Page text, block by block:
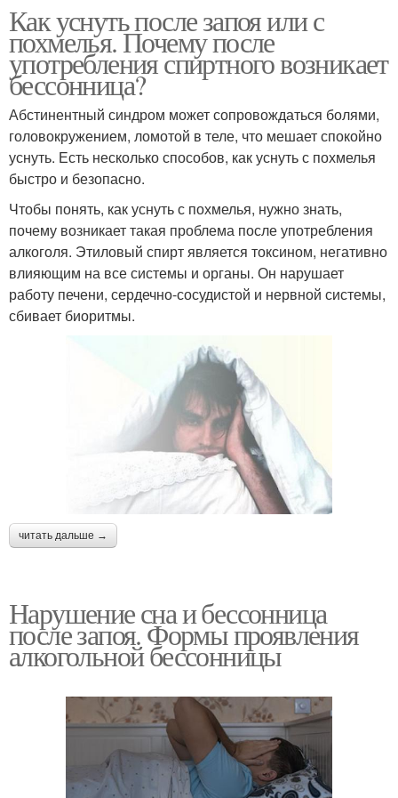
Как уснуть после запоя или с
похмелья. Почему после
употребления спиртного возникает
бессонница?
Абстинентный синдром может сопровождаться болями,
головокружением, ломотой в теле, что мешает спокойно
уснуть. Есть несколько способов, как уснуть с похмелья
быстро и безопасно.
Чтобы понять, как уснуть с похмелья, нужно знать,
почему возникает такая проблема после употребления
алкоголя. Этиловый спирт является токсином, негативно
влияющим на все системы и органы. Он нарушает
работу печени, сердечно-сосудистой и нервной системы,
сбивает биоритмы.
читать дальше →
Нарушение сна и бессонница
после запоя. Формы проявления
алкогольной бессонницы